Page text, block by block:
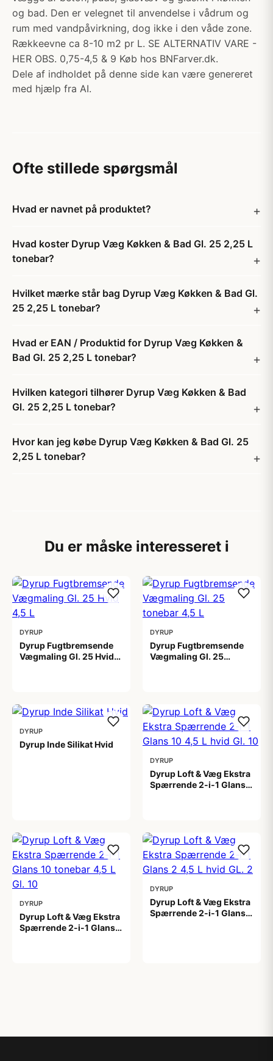
og bad. Den er velegnet til anvendelse i vådrum og
rum med vandpåvirkning, dog ikke i den våde zone.
Rækkeevne ca 8-10 m2 pr L. SE ALTERNATIV VARE -
HER OBS. 0,75-4,5 & 9 Køb hos BNFarver.dk.
Dele af indholdet på denne side kan være genereret
med hjælp fra AI.
Ofte stillede spørgsmål
Hvad er navnet på produktet?
Hvad koster Dyrup Væg Køkken & Bad Gl. 25 2,25 L
tonebar?
Hvilket mærke står bag Dyrup Væg Køkken & Bad Gl.
25 2,25 L tonebar?
Hvad er EAN / Produktid for Dyrup Væg Køkken &
Bad Gl. 25 2,25 L tonebar?
Hvilken kategori tilhører Dyrup Væg Køkken & Bad
Gl. 25 2,25 L tonebar?
Hvor kan jeg købe Dyrup Væg Køkken & Bad Gl. 25
2,25 L tonebar?
Du er måske interesseret i
DYRUP
Dyrup Fugtbremsende
Vægmaling Gl. 25 Hvid
DYRUP
Dyrup Fugtbremsende
Vægmaling Gl. 25
DYRUP
Dyrup Inde Silikat Hvid
DYRUP
Dyrup Loft & Væg Ekstra
Spærrende 2-i-1 Glans
DYRUP
Dyrup Loft & Væg Ekstra
Spærrende 2-i-1 Glans
DYRUP
Dyrup Loft & Væg Ekstra
Spærrende 2-i-1 Glans 2